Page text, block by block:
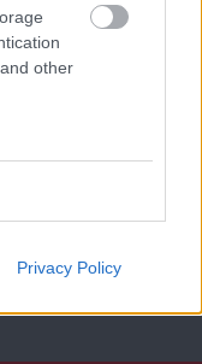
other
Privacy Policy